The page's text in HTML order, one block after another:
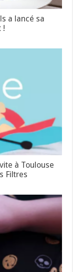
a lancé sa
!
à Toulouse
Filtres